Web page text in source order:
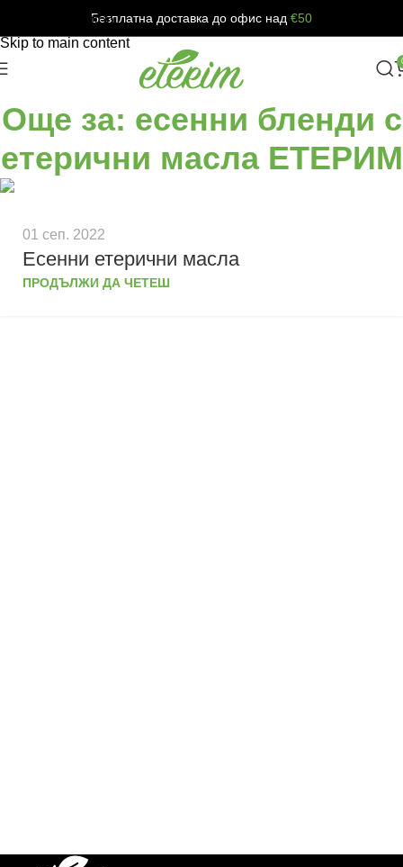
Skip to navigation
Skip to main content
Безплатна доставка до офис над €50
Още за: есенни бленди с
етерични масла ЕТЕРИМ
01 сеп. 2022
Есенни етерични масла
ПРОДЪЛЖИ ДА ЧЕТЕШ